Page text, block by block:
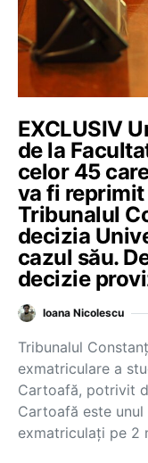
EXCLUSIV
de la
celor 45
va fi
Tribunalul
decizia
cazul său.
decizie
Ioana Nicolescu
Tribunalul
exmatriculare a
Cartoafă, potrivit
Cartoafă este
exmatriculați pe 2